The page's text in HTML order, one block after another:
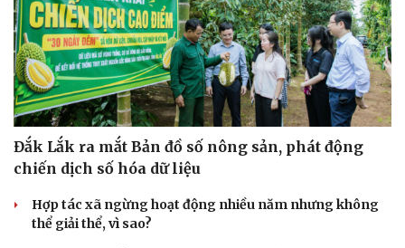
Đắk Lắk ra mắt Bản đồ số nông sản, phát động
chiến dịch số hóa dữ liệu
Hợp tác xã ngừng hoạt động nhiều năm nhưng không
thể giải thể, vì sao?